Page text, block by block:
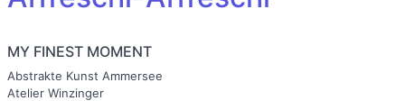
MY FINEST MOMENT
Abstrakte Kunst Ammersee
Atelier Winzinger